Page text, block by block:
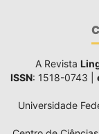
A Revista
ISSN: 1518-0743 |
Universidade